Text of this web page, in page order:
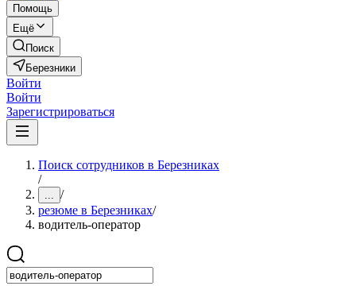
Помощь
Ещё
Поиск
Березники
Войти
Войти
Зарегистрироваться
Поиск сотрудников в Березниках
/
... /
резюме в Березниках/
водитель-оператор